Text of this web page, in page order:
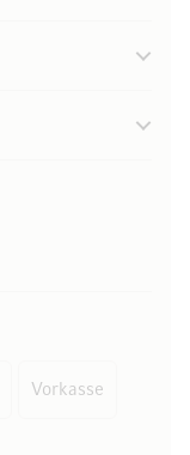
Vorkasse